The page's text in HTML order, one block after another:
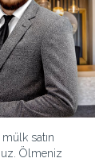
satın
Ölmeniz